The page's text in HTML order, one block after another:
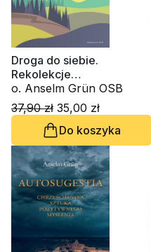
Droga do siebie.
Rekolekcje
benedyktyńskie w
codzienności
o. Anselm Grün OSB
37,90 zł 35,00 zł
Do koszyka